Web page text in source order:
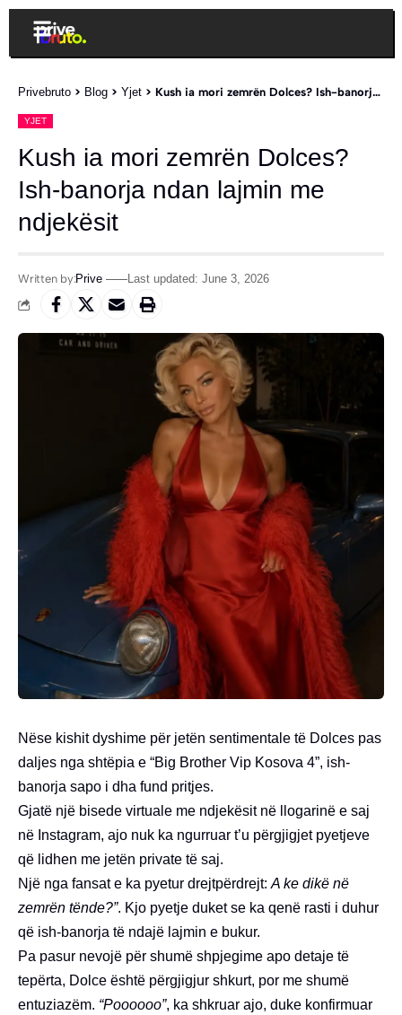
Privebruto > Blog > Yjet > Kush ia mori zemrën Dolces? Ish-banorja ndan lajmin me ndjekësit
YJET
Kush ia mori zemrën Dolces?
Ish-banorja ndan lajmin me
ndjekësit
Written by:Prive Last updated: June 3, 2026
Nëse kishit dyshime për jetën sentimentale të Dolces pas
daljes nga shtëpia e “Big Brother Vip Kosova 4”, ish-
banorja sapo i dha fund pritjes.
Gjatë një bisede virtuale me ndjekësit në llogarinë e saj
në Instagram, ajo nuk ka ngurruar t’u përgjigjet pyetjeve
që lidhen me jetën private të saj.
Një nga fansat e ka pyetur drejtpërdrejt: A ke dikë në
zemrën tënde?”. Kjo pyetje duket se ka qenë rasti i duhur
që ish-banorja të ndajë lajmin e bukur.
Pa pasur nevojë për shumë shpjegime apo detaje të
tepërta, Dolce është përgjigjur shkurt, por me shumë
entuziazëm. “Poooooo”, ka shkruar ajo, duke konfirmuar